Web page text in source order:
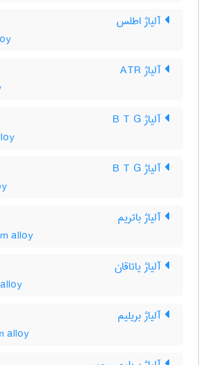
آلیاژ اطلس
آلیاژ ATR
آلیاژ B T G
آلیاژ B T G
آلیاژ باتریم
alloy
آلیاژ یاتاقان
آلیاژ بریلیم
alloy